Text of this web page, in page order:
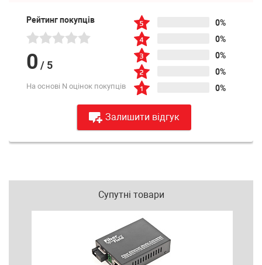
Рейтинг покупців
0 / 5
На основі N оцінок покупців
0%
0%
0%
0%
0%
Залишити відгук
Супутні товари